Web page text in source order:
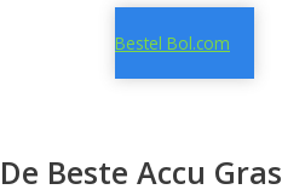
Bestel Bol.com
De Beste Accu